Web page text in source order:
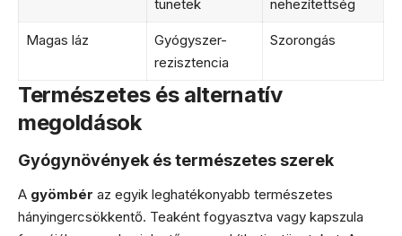
tünetek nehezítettség
Magas láz
Gyógyszer-
rezisztencia
Szorongás
Természetes és alternatív
megoldások
Gyógynövények és természetes szerek
A gyömbér az egyik leghatékonyabb természetes
hányingercsökkentő. Teaként fogyasztva vagy kapszula